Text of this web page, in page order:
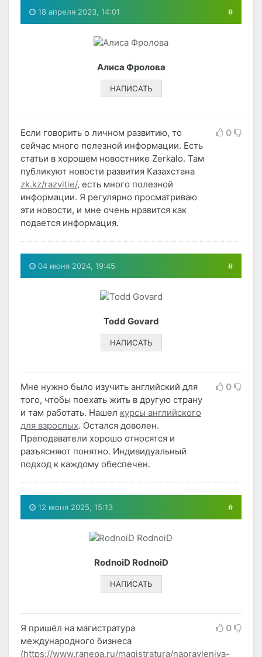
18 апреля 2023, 14:01 #
Алиса Фролова
НАПИСАТЬ
Если говорить о личном развитию, то
сейчас много полезной информации. Есть
статьи в хорошем новостнике Zerkalo. Там
публикуют новости развития Казахстана
zk.kz/razvitie/, есть много полезной
информации. Я регулярно просматриваю
эти новости, и мне очень нравится как
подается информация.
0
04 июня 2024, 19:45 #
Todd Govard
НАПИСАТЬ
Мне нужно было изучить английский для
того, чтобы поехать жить в другую страну
и там работать. Нашел курсы английского
для взрослых. Остался доволен.
Преподаватели хорошо относятся и
разъясняют понятно. Индивидуальный
подход к каждому обеспечен.
0
12 июня 2025, 15:13 #
RodnoiD RodnoiD
НАПИСАТЬ
Я пришёл на магистратура
международного бизнеса
(https://www.ranepa.ru/magistratura/napravleniya-
0